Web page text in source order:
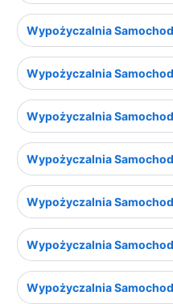
Wypożyczalnia
Wypożyczalnia
Wypożyczalnia
Wypożyczalnia
Wypożyczalnia
Wypożyczalnia
Wypożyczalnia